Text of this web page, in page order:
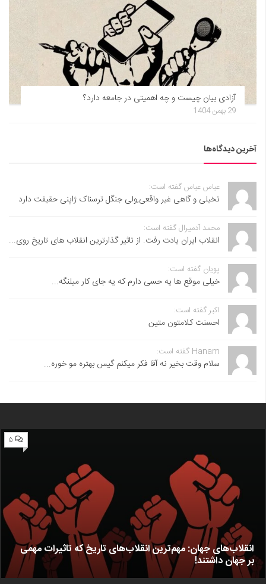
آزادی بیان چیست و چه اهمیتی در جامعه دارد؟
29 بهمن 1404
آخرین دیدگاه‌ها
عباس عباس گفته است:
تخیلی و گاهی غیر واقعی,ولی جنگل ترسناک ژاپنی حقیقت دارد
محمد آدمیرال گفته است:
انقلاب ایران یادت رفت. از تاثیر گذارترین انقلاب های تاریخ روی...
پویان گفته است:
خیلی موقع ها یه حسی دارم که یه جای کار میلنگه...
اکبر گفته است:
احسنت ‌کلامتون متین
Hanam گفته است:
سلام وقت بخیر نه آقا فکر میکنم گیس بهتره مو خوره...
۵
انقلاب‌های جهان: مهم‌ترین انقلاب‌های تاریخ که تاثیرات مهمی
بر جهان داشتند!